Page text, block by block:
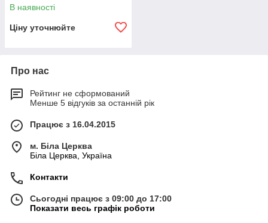
В наявності
Ціну уточнюйте
Про нас
Рейтинг не сформований
Менше 5 відгуків за останній рік
Працює з 16.04.2015
м. Біла Церква
Біла Церква, Україна
Контакти
Сьогодні працює з 09:00 до 17:00
Показати весь графік роботи